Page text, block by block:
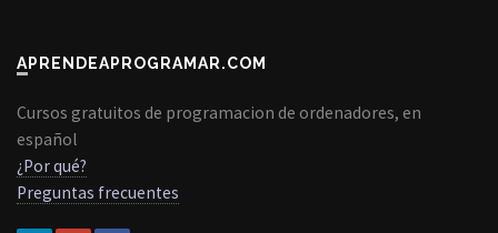
APRENDEAPROGRAMAR.COM
Cursos gratuitos de programacion de ordenadores, en
español
¿Por qué?
Preguntas frecuentes